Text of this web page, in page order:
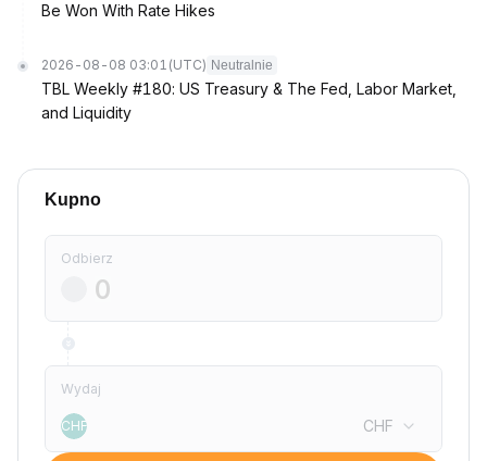
Be Won With Rate Hikes
2026-08-08 03:01 (UTC) Neutralnie
TBL Weekly #180: US Treasury & The Fed, Labor Market,
and Liquidity
Kupno
Odbierz
Wydaj
CHF CHF